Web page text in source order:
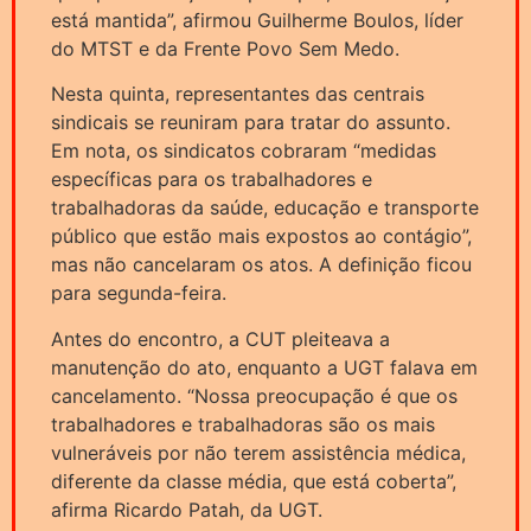
está mantida”, afirmou Guilherme Boulos, líder
do MTST e da Frente Povo Sem Medo.
Nesta quinta, representantes das centrais
sindicais se reuniram para tratar do assunto.
Em nota, os sindicatos cobraram “medidas
específicas para os trabalhadores e
trabalhadoras da saúde, educação e transporte
público que estão mais expostos ao contágio”,
mas não cancelaram os atos. A definição ficou
para segunda-feira.
Antes do encontro, a CUT pleiteava a
manutenção do ato, enquanto a UGT falava em
cancelamento. “Nossa preocupação é que os
trabalhadores e trabalhadoras são os mais
vulneráveis por não terem assistência médica,
diferente da classe média, que está coberta”,
afirma Ricardo Patah, da UGT.